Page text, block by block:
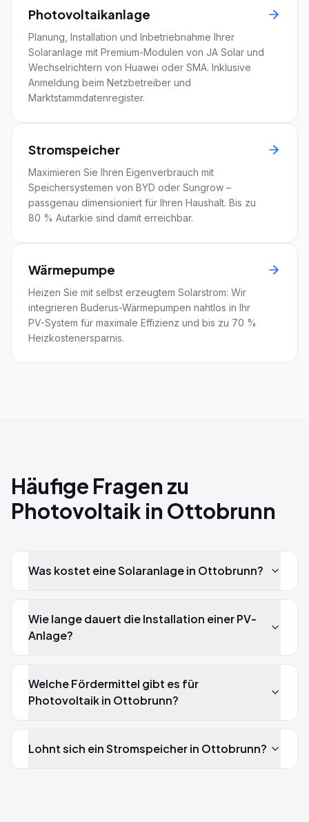
Photovoltaikanlage
Planung, Installation und Inbetriebnahme Ihrer
Solaranlage mit Premium-Modulen von JA Solar und
Wechselrichtern von Huawei oder SMA. Inklusive
Anmeldung beim Netzbetreiber und
Marktstammdatenregister.
Stromspeicher
Maximieren Sie Ihren Eigenverbrauch mit
Speichersystemen von BYD oder Sungrow –
passgenau dimensioniert für Ihren Haushalt. Bis zu
80 % Autarkie sind damit erreichbar.
Wärmepumpe
Heizen Sie mit selbst erzeugtem Solarstrom: Wir
integrieren Buderus-Wärmepumpen nahtlos in Ihr
PV-System für maximale Effizienz und bis zu 70 %
Heizkostenersparnis.
Häufige Fragen zu
Photovoltaik in Ottobrunn
Was kostet eine Solaranlage in Ottobrunn?
Wie lange dauert die Installation einer PV-
Anlage?
Welche Fördermittel gibt es für
Photovoltaik in Ottobrunn?
Lohnt sich ein Stromspeicher in Ottobrunn?